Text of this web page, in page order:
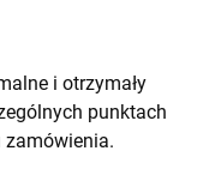
i otrzymały
punktach